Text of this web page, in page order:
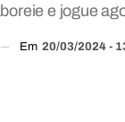
e jogue
Em 20/03/2024 -